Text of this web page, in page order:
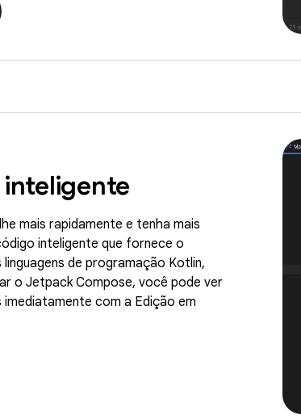
mais rapidamente e tenha mais
inteligente que fornece o
de programação Kotlin,
o Jetpack Compose, você pode ver
com a Edição em